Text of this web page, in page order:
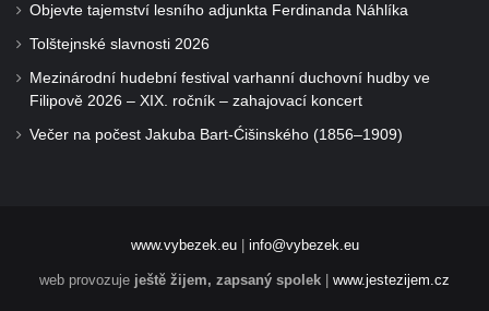
Objevte tajemství lesního adjunkta Ferdinanda Náhlíka
Tolštejnské slavnosti 2026
Mezinárodní hudební festival varhanní duchovní hudby ve
Filipově 2026 – XIX. ročník – zahajovací koncert
Večer na počest Jakuba Bart-Ćišinského (1856–1909)
www.vybezek.eu| info@vybezek.eu
web provozuje ještě žijem, zapsaný spolek | www.jestezijem.cz